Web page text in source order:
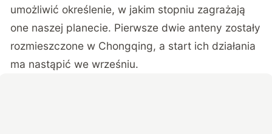
umożliwić określenie, w jakim stopniu zagrażają
one naszej planecie. Pierwsze dwie anteny zostały
rozmieszczone w Chongqing, a start ich działania
ma nastąpić we wrześniu.